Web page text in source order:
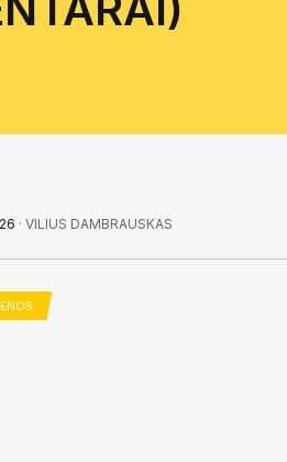
· VILIUS DAMBRAUSKAS